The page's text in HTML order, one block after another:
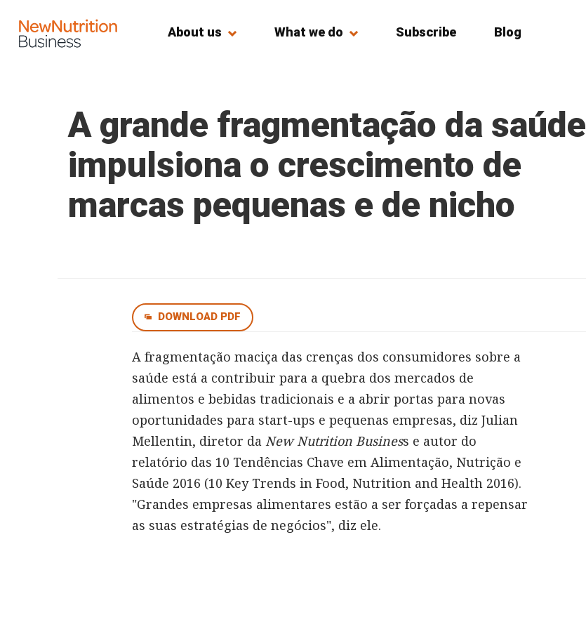
About us What we do Subscribe Blog
A grande fragmentação da saúde
impulsiona o crescimento de
marcas pequenas e de nicho
DOWNLOAD PDF
A fragmentação maciça das crenças dos consumidores sobre a
saúde está a contribuir para a quebra dos mercados de
alimentos e bebidas tradicionais e a abrir portas para novas
oportunidades para start-­ups e pequenas empresas, diz Julian
Mellentin, diretor daNew Nutrition Business e autor do
relatório das 10 Tendências Chave em Alimentação, Nutrição e
Saúde 2016 (10 Key Trends in Food, Nutrition and Health 2016).
"Grandes empresas alimentares estão a ser forçadas a repensar
as suas estratégias de negócios", diz ele.